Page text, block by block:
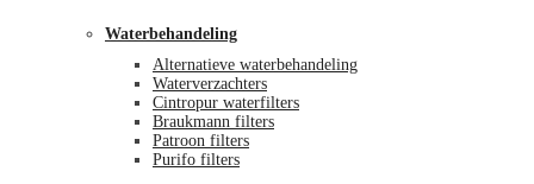
Waterbehandeling
Alternatieve waterbehandeling
Waterverzachters
Cintropur waterfilters
Braukmann filters
Patroon filters
Purifo filters